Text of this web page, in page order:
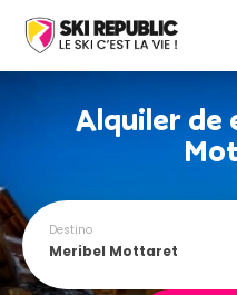
Alquiler de
Destino
Meribel Mottaret